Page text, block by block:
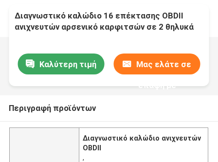
Διαγνωστικό καλώδιο 16 επέκτασης OBDII
ανιχνευτών αρσενικό καρφιτσών σε 2 θηλυκά
Καλύτερη τιμή Μας ελάτε σε
επαφή με
Περιγραφή προϊόντων
Διαγνωστικό καλώδιο ανιχνευτών
OBDII
,